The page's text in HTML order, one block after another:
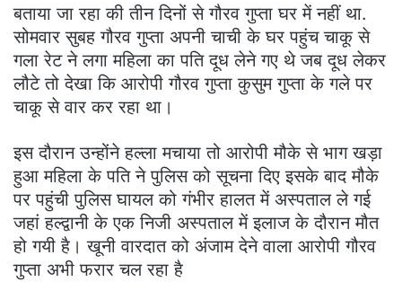
बताया जा रहा की तीन दिनों से गौरव गुप्ता घर में नहीं था.
सोमवार सुबह गौरव गुप्ता अपनी चाची के घर पहुंच चाकू से
गला रेट ने लगा महिला का पति दूध लेने गए थे जब दूध लेकर
लौटे तो देखा कि आरोपी गौरव गुप्ता कुसुम गुप्ता के गले पर
चाकू से वार कर रहा था।
इस दौरान उन्होंने हल्ला मचाया तो आरोपी मौके से भाग खड़ा
हुआ महिला के पति ने पुलिस को सूचना दिए इसके बाद मौके
पर पहुंची पुलिस घायल को गंभीर हालत में अस्पताल ले गई
जहां हल्द्वानी के एक निजी अस्पताल में इलाज के दौरान मौत
हो गयी है। खूनी वारदात को अंजाम देने वाला आरोपी गौरव
गुप्ता अभी फरार चल रहा है